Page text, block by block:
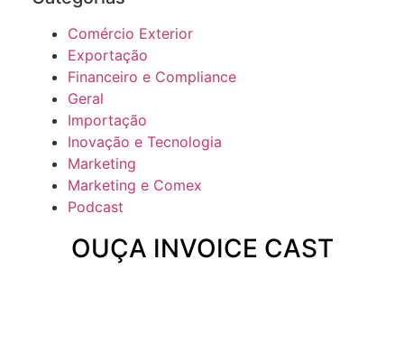
Comércio Exterior
Exportação
Financeiro e Compliance
Geral
Importação
Inovação e Tecnologia
Marketing
Marketing e Comex
Podcast
OUÇA INVOICE CAST